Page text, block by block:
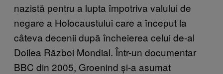
nazistă pentru a lupta împotriva valului de
negare a Holocaustului care a început la
câteva decenii după încheierea celui de-al
Doilea Război Mondial. Într-un documentar
BBC din 2005, Groenind și-a asumat